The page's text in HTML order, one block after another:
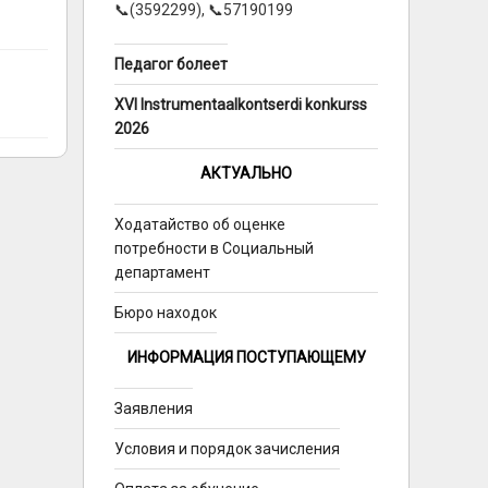
📞(3592299), 📞57190199
Педагог болеет
XVI Instrumentaalkontserdi konkurss
2026
АКТУАЛЬНО
Ходатайство об оценке
потребности в Социальный
департамент
Бюро находок
ИНФОРМАЦИЯ ПОСТУПАЮЩЕМУ
Заявления
Условия и порядок зачисления